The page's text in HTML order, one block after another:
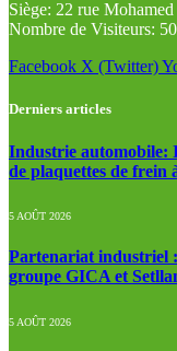
Siège: 22 rue
Nombre de Visiteurs:
Facebook X (Twitter)
Derniers articles
Industrie automobile:
de plaquettes de frein
5 AOÛT 2026
Partenariat industriel
groupe GICA et
5 AOÛT 2026